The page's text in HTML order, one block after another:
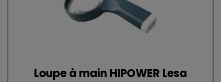
Loupe à main HIPOWER Lesa